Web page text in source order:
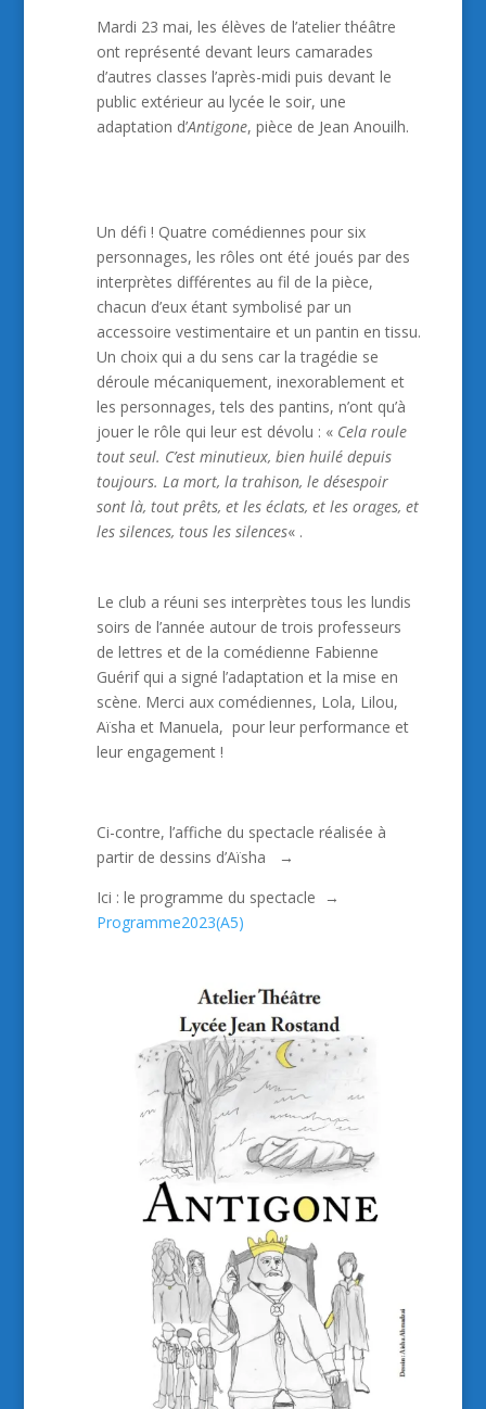
Mardi 23 mai, les élèves de l’atelier théâtre
ont représenté devant leurs camarades
d’autres classes l’après-midi puis devant le
public extérieur au lycée le soir, une
adaptation d’Antigone, pièce de Jean Anouilh.
Un défi ! Quatre comédiennes pour six
personnages, les rôles ont été joués par des
interprètes différentes au fil de la pièce,
chacun d’eux étant symbolisé par un
accessoire vestimentaire et un pantin en tissu.
Un choix qui a du sens car la tragédie se
déroule mécaniquement, inexorablement et
les personnages, tels des pantins, n’ont qu’à
jouer le rôle qui leur est dévolu : « Cela roule
tout seul. C’est minutieux, bien huilé depuis
toujours. La mort, la trahison, le désespoir
sont là, tout prêts, et les éclats, et les orages, et
les silences, tous les silences« .
Le club a réuni ses interprètes tous les lundis
soirs de l’année autour de trois professeurs
de lettres et de la comédienne Fabienne
Guérif qui a signé l’adaptation et la mise en
scène. Merci aux comédiennes, Lola, Lilou,
Aïsha et Manuela, pour leur performance et
leur engagement !
Ci-contre, l’affiche du spectacle réalisée à
partir de dessins d’Aïsha
→
Ici : le programme du spectacle →
Programme2023(A5)